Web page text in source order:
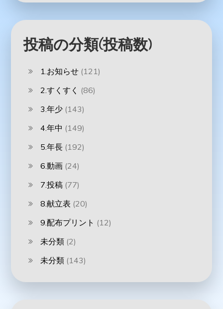
投稿の分類(投稿数)
1.お知らせ (121)
2.すくすく (86)
3.年少 (143)
4.年中 (149)
5.年長 (192)
6.動画 (24)
7.投稿 (77)
8.献立表 (20)
9.配布プリント (12)
未分類 (2)
未分類 (143)